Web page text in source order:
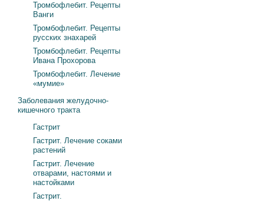
Тромбофлебит. Рецепты
Ванги
Тромбофлебит. Рецепты
русских знахарей
Тромбофлебит. Рецепты
Ивана Прохорова
Тромбофлебит. Лечение
«мумие»
Заболевания желудочно-
кишечного тракта
Гастрит
Гастрит. Лечение соками
растений
Гастрит. Лечение
отварами, настоями и
настойками
Гастрит.